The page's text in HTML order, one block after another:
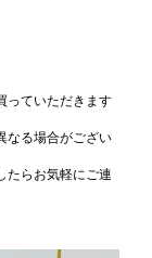
っていただきます
なる場合がござい
たらお気軽にご連